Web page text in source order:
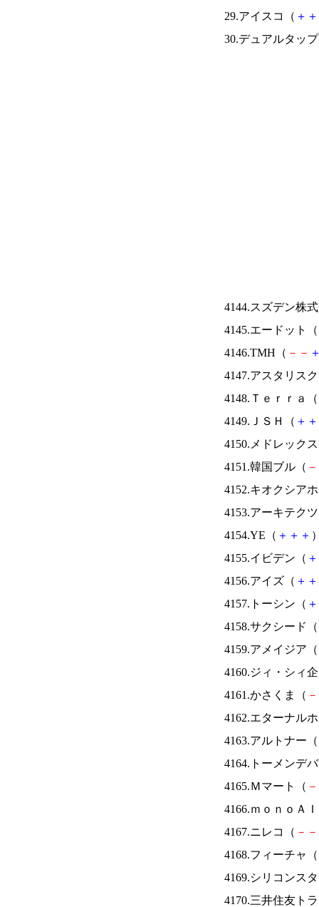
29.アイスコ（ ＋ ＋
30.デュアルタッ
4144.スズデン株
4145.エードット（
4146.TMH（ － －
4147.アスタリス
4148.Ｔｅｒｒａ（
4149.ＪＳＨ（ ＋ ＋
4150.メドレック
4151.韓国ブル（ －
4152.キオクシア
4153.アーキテク
4154.YE（ ＋ ＋ ＋
4155.イビデン（ ＋
4156.アイズ（ ＋ ＋
4157.トーシン（ ＋
4158.サクシード（
4159.アメイジア（
4160.ジィ・シィ
4161.かさくま（ －
4162.エターナル
4163.アルトナー（
4164.トーメンデ
4165.Ｍマート（ －
4166.ｍｏｎｏＡ
4167.ニレコ（ － －
4168.フィーチャ（
4169.シリコンス
4170.三井住友ト